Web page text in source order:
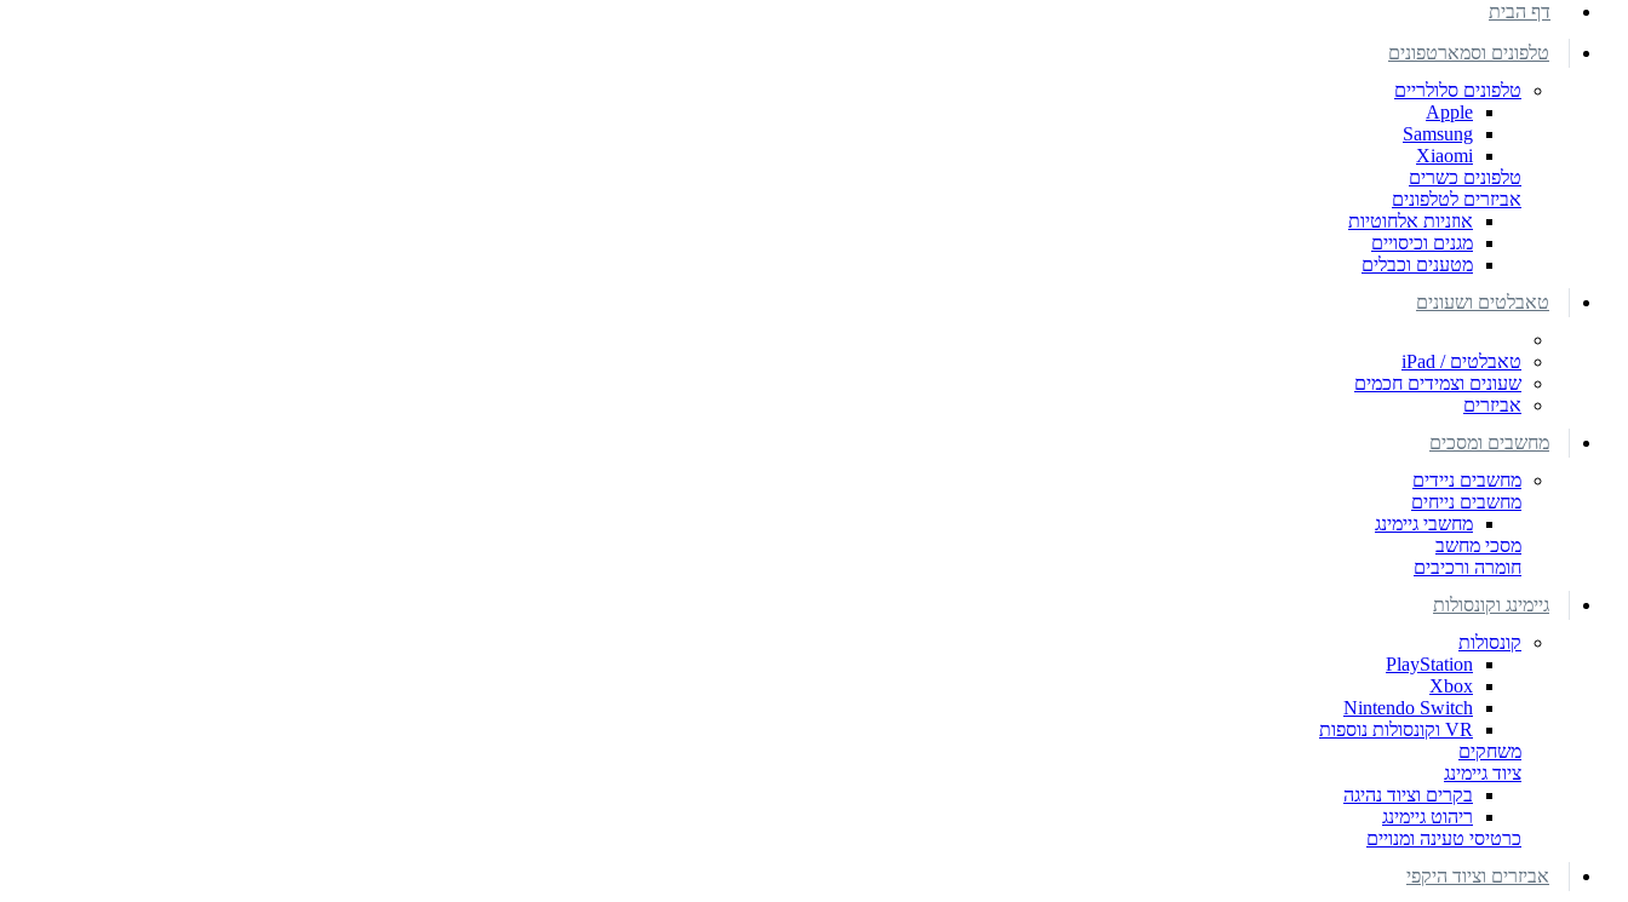
דף הבית
טלפונים וסמארטפונים
טלפונים סלולריים
Apple
Samsung
Xiaomi
טלפונים כשרים
אביזרים לטלפונים
אוזניות אלחוטיות
מגנים וכיסויים
מטענים וכבלים
טאבלטים ושעונים
טאבלטים / iPad
שעונים וצמידים חכמים
אביזרים
מחשבים ומסכים
מחשבים ניידים
מחשבים נייחים
מחשבי גיימינג
מסכי מחשב
חומרה ורכיבים
גיימינג וקונסולות
קונסולות
PlayStation
Xbox
Nintendo Switch
VR וקונסולות נוספות
משחקים
ציוד גיימינג
בקרים וציוד נהיגה
ריהוט גיימינג
כרטיסי טעינה ומנויים
אביזרים וציוד היקפי